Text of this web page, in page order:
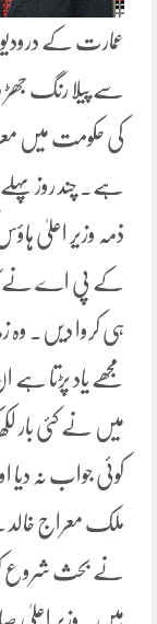
عمارت کے
سے پیلا رنگ جھڑ
کی حکومت میں
ہے۔ چند روز
ذمہ وزیر اعلیٰ
ہی کروا دیں۔ وہ
مجھے یاد پڑتا
میں نے کئی بار
کوئی جواب نہ دیا
ملک معراج خالد
نے بحث شروع
ہیں۔ وزیر اعلیٰ